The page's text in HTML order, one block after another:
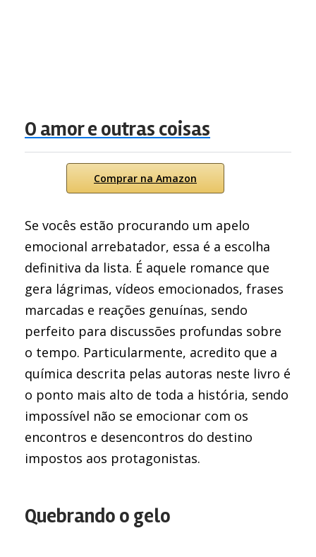
O amor e outras coisas
Comprar na Amazon
Se vocês estão procurando um apelo
emocional arrebatador, essa é a escolha
definitiva da lista. É aquele romance que
gera lágrimas, vídeos emocionados, frases
marcadas e reações genuínas, sendo
perfeito para discussões profundas sobre
o tempo. Particularmente, acredito que a
química descrita pelas autoras neste livro é
o ponto mais alto de toda a história, sendo
impossível não se emocionar com os
encontros e desencontros do destino
impostos aos protagonistas.
Quebrando o gelo